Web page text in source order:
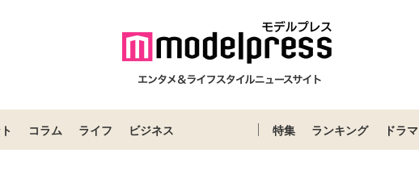
コラム ライフ ビジネス 特集 ランキング ドラマ